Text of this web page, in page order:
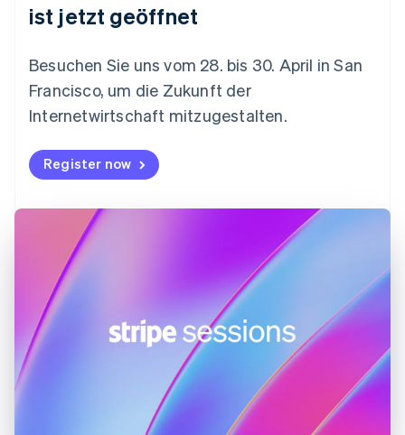
ist jetzt geöffnet
Besuchen Sie uns vom 28. bis 30. April in San
Francisco, um die Zukunft der
Internetwirtschaft mitzugestalten.
Register now
Festlandchina
简体中文 English
English Svenska
Frankreich
FrançaisEnglish
Gibraltar
Griechenland
English
English
Irland
English
Italien
Italiano
Japan